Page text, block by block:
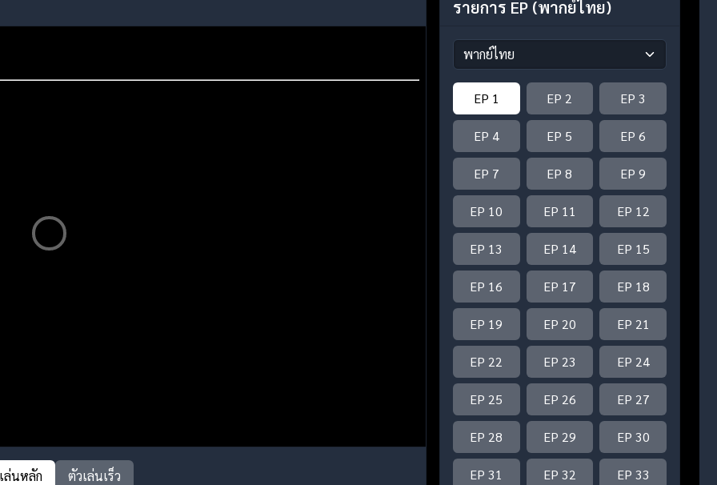
ล่นหลัก ตัวเล่นเร็ว
รายการ EP (พากย์ไทย)
EP 1 EP 2 EP 3
EP 4 EP 5 EP 6
EP 7 EP 8 EP 9
EP 10 EP 11 EP 12
EP 13 EP 14 EP 15
EP 16 EP 17 EP 18
EP 19 EP 20 EP 21
EP 22 EP 23 EP 24
EP 25 EP 26 EP 27
EP 28 EP 29 EP 30
EP 31 EP 32 EP 33